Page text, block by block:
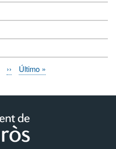
Siguiente
››
Última
Último »